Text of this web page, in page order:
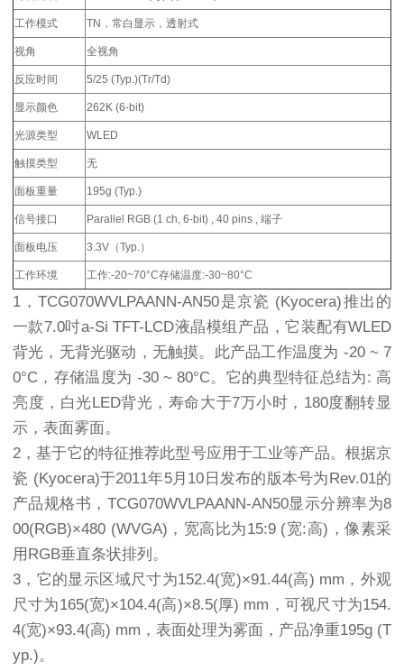
工作模式 TN，常白显示，透射式
视角 全视角
反应时间 5/25 (Typ.)(Tr/Td)
显示颜色 262K (6-bit)
光源类型 WLED
触摸类型 无
面板重量 195g (Typ.)
信号接口 Parallel RGB (1 ch, 6-bit) , 40 pins , 端子
面板电压 3.3V（Typ.）
工作环境 工作:-20~70°C存储温度:-30~80°C
1，TCG070WVLPAANN-AN50是京瓷 (Kyocera)推出的
一款7.0吋a-Si TFT-LCD液晶模组产品，它装配有WLED
背光，无背光驱动，无触摸。此产品工作温度为 -20 ~ 7
0°C，存储温度为 -30 ~ 80°C。它的典型特征总结为: 高
亮度，白光LED背光，寿命大于7万小时，180度翻转显
示，表面雾面。
2，基于它的特征推荐此型号应用于工业等产品。根据京
瓷 (Kyocera)于2011年5月10日发布的版本号为Rev.01的
产品规格书，TCG070WVLPAANN-AN50显示分辨率为8
00(RGB)×480 (WVGA)，宽高比为15:9 (宽:高)，像素采
用RGB垂直条状排列。
3，它的显示区域尺寸为152.4(宽)×91.44(高) mm，外观
尺寸为165(宽)×104.4(高)×8.5(厚) mm，可视尺寸为154.
4(宽)×93.4(高) mm，表面处理为雾面，产品净重195g (T
yp.)。